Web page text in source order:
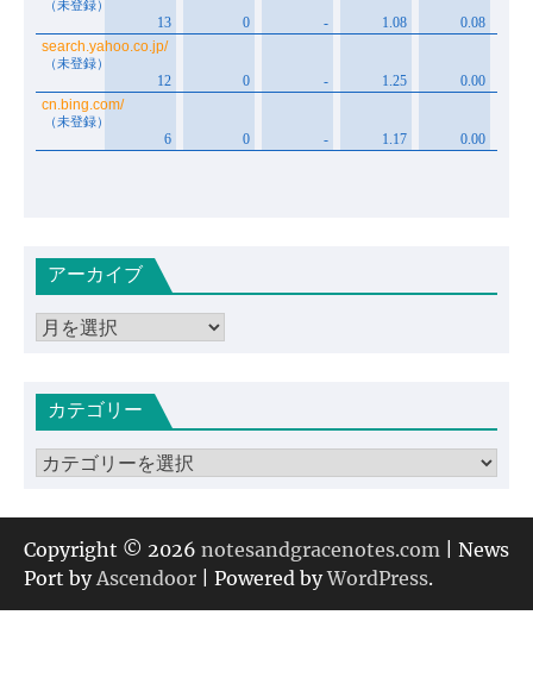
アーカイブ
ア
イカテゴリー
カ
ゴ
リ
ー
Copyright © 2026 notesandgracenotes.com | News
Port by Ascendoor | Powered byWordPress.